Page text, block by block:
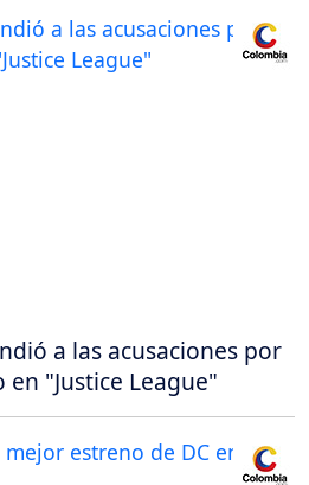
a las acusaciones por
"Justice League"